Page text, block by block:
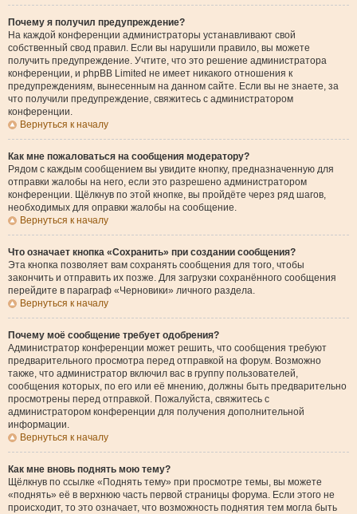
Почему я получил предупреждение?
На каждой конференции администраторы устанавливают свой
собственный свод правил. Если вы нарушили правило, вы можете
получить предупреждение. Учтите, что это решение администратора
конференции, и phpBB Limited не имеет никакого отношения к
предупреждениям, вынесенным на данном сайте. Если вы не знаете, за
что получили предупреждение, свяжитесь с администратором
конференции.
Вернуться к началу
Как мне пожаловаться на сообщения модератору?
Рядом с каждым сообщением вы увидите кнопку, предназначенную для
отправки жалобы на него, если это разрешено администратором
конференции. Щёлкнув по этой кнопке, вы пройдёте через ряд шагов,
необходимых для оправки жалобы на сообщение.
Вернуться к началу
Что означает кнопка «Сохранить» при создании сообщения?
Эта кнопка позволяет вам сохранять сообщения для того, чтобы
закончить и отправить их позже. Для загрузки сохранённого сообщения
перейдите в параграф «Черновики» личного раздела.
Вернуться к началу
Почему моё сообщение требует одобрения?
Администратор конференции может решить, что сообщения требуют
предварительного просмотра перед отправкой на форум. Возможно
также, что администратор включил вас в группу пользователей,
сообщения которых, по его или её мнению, должны быть предварительно
просмотрены перед отправкой. Пожалуйста, свяжитесь с
администратором конференции для получения дополнительной
информации.
Вернуться к началу
Как мне вновь поднять мою тему?
Щёлкнув по ссылке «Поднять тему» при просмотре темы, вы можете
«поднять» её в верхнюю часть первой страницы форума. Если этого не
происходит, то это означает, что возможность поднятия тем могла быть